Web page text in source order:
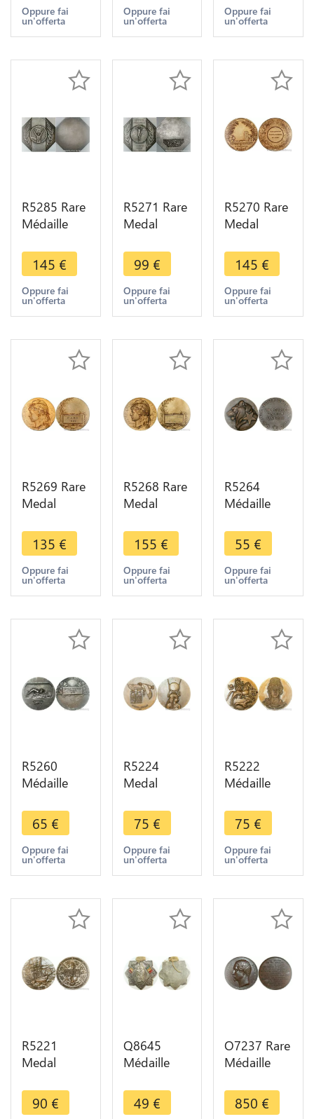
3ème Fête
Fédérale
1939
Oppure fai
un'offerta
Afrique
Gymnastique
SUP
Oppure fai
un'offerta
Provinces
de France
Gaujard
1972 SUP
Oppure fai
un'offerta
R5285 Rare
Médaille
Maroc
Octogonale
Aviation
Pilote
Silver SUP
145 €
Oppure fai
un'offerta
R5271 Rare
Medal
Colonies
Fête
Fédérale
Tanger Art
Silvered
99 €
Oppure fai
un'offerta
R5270 Rare
Medal
Colonie
Foire
Franco
Marocaine
Chambre
Commerce
145 €
Oppure fai
un'offerta
R5269 Rare
Medal
Morocco
Colonies
Casablanca
Mattei 1936
Make offer
135 €
Oppure fai
un'offerta
R5268 Rare
Medal
Morocco
Colonies
Avant-
Garde
Rabat
Mattei SUP
155 €
Oppure fai
un'offerta
R5264
Médaille
Sénégal
Lion Un
peuple Un
but Une Foi
Make offer
55 €
Oppure fai
un'offerta
R5260
Médaille
Colonies
3ème Fête
Fédérale
Tanger
1939
65 €
Oppure fai
un'offerta
R5224
Medal
Unesco
Deesse
Hierographes
Philae 1975
Make offer
75 €
Oppure fai
un'offerta
R5222
Médaille
Patrimoine
Mondial
Unesco
1976
Tschudin
75 €
Oppure fai
un'offerta
R5221
Medal
Martinique
Reunion
90 €
Q8645
Médaille
Guinee
Protection
49 €
O7237 Rare
Médaille
Algérie Duc
Isly
850 €